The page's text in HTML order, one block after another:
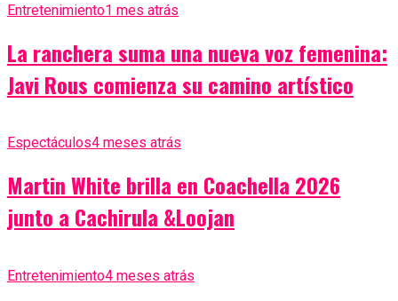
Entretenimiento1 mes atrás
La ranchera suma una nueva voz femenina:
Javi Rous comienza su camino artístico
Espectáculos4 meses atrás
Martin White brilla en Coachella 2026
junto a Cachirula &Loojan
Entretenimiento4 meses atrás